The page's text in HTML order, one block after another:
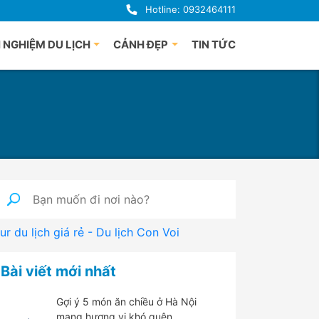
Hotline: 0932464111
Ngãi
Trang
Định
Thiết
NGHIỆM DU LỊCH CẢNH ĐẸP TIN TỨC
du lịch giá rẻ - Du lịch Con Voi
Bài viết mới nhất
Gợi ý 5 món ăn chiều ở Hà Nội
mang hương vị khó quên